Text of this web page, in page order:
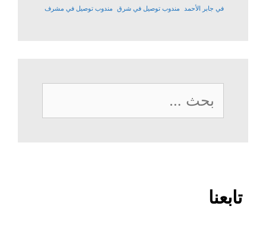
في جابر الأحمد مندوب توصيل في شرق مندوب توصيل في مشرف
البحث
عن:
تابعنا